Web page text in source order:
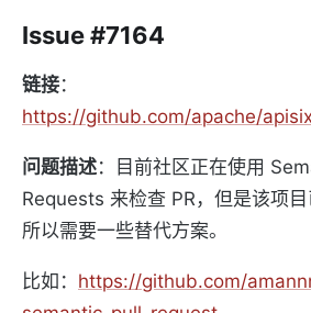
Issue #7164
链接：
https://github.com/apache/
问题描述：目前社区正在使用
Requests 来检查 PR，但是该项目
所以需要一些替代方案。
比如： https://github.com/